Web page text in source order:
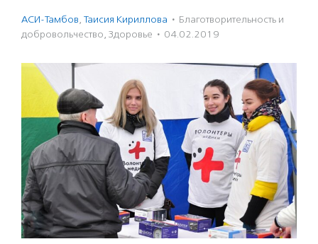
АСИ-Тамбов, Таисия Кириллова · Благотвори­тель­ность и
доброволь­чест­во, Здоровье · 04.02.2019